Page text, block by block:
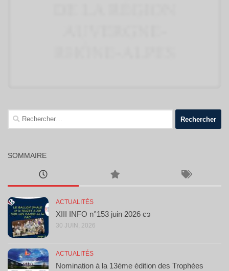
Rechercher :
SOMMAIRE
ACTUALITÉS
XIII INFO n°153 juin 2026 ͼͽ
30 JUIN, 2026
ACTUALITÉS
Nomination à la 13ème édition des Trophées